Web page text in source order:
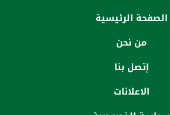
الصفحة الرئيسية
من نحن
إتصل بنا
الاعلانات